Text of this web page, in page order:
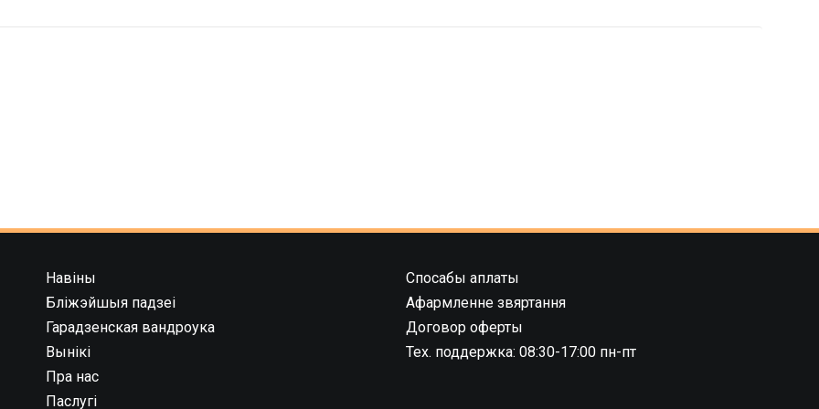
Навіны
Бліжэйшыя падзеі
Гарадзенская вандроука
Вынікі
Пра нас
Паслугі
Спосабы аплаты
Афармленне звяртання
Договор оферты
Тех. поддержка: 08:30-17:00 пн-пт